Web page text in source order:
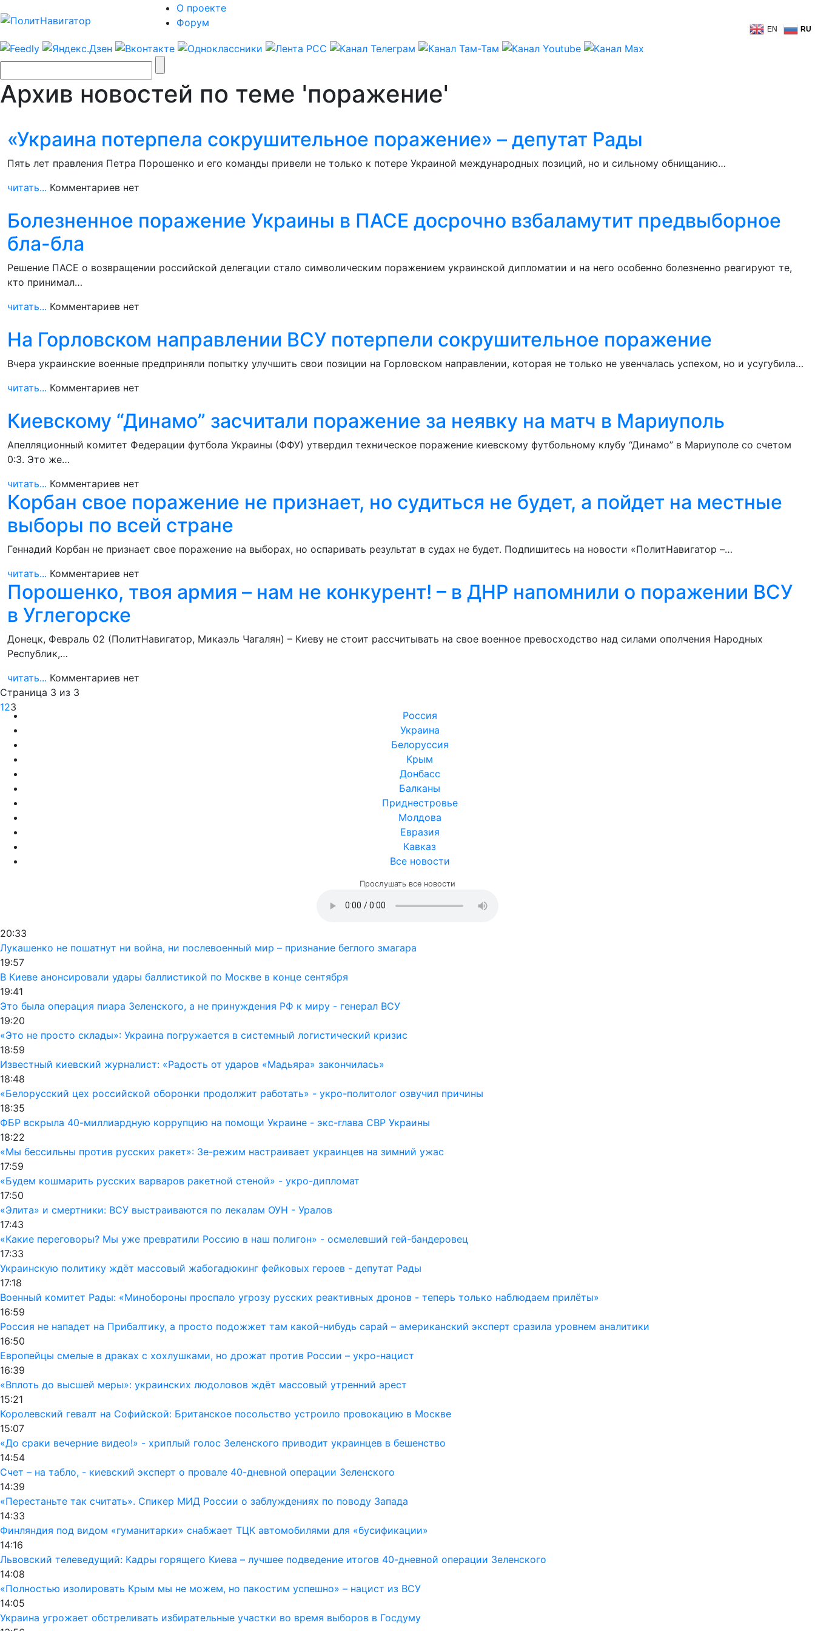
О проекте
Форум
EN RU
Архив новостей по теме 'поражение'
«Украина потерпела сокрушительное поражение» – депутат Рады
Пять лет правления Петра Порошенко и его команды привели не только к потере Украиной международных позиций, но и сильному обнищанию…
читать... Комментариев нет
Болезненное поражение Украины в ПАСЕ досрочно взбаламутит предвыборное
бла-бла
Решение ПАСЕ о возвращении российской делегации стало символическим поражением украинской дипломатии и на него особенно болезненно реагируют те,
кто принимал…
читать... Комментариев нет
На Горловском направлении ВСУ потерпели сокрушительное поражение
Вчера украинские военные предприняли попытку улучшить свои позиции на Горловском направлении, которая не только не увенчалась успехом, но и усугубила…
читать... Комментариев нет
Киевскому “Динамо” засчитали поражение за неявку на матч в Мариуполь
Апелляционный комитет Федерации футбола Украины (ФФУ) утвердил техническое поражение киевскому футбольному клубу “Динамо” в Мариуполе со счетом
0:3. Это же…
читать... Комментариев нет
Корбан свое поражение не признает, но судиться не будет, а пойдет на местные
выборы по всей стране
Геннадий Корбан не признает свое поражение на выборах, но оспаривать результат в судах не будет. Подпишитесь на новости «ПолитНавигатор –…
читать... Комментариев нет
Порошенко, твоя армия – нам не конкурент! – в ДНР напомнили о поражении ВСУ
в Углегорске
Донецк, Февраль 02 (ПолитНавигатор, Микаэль Чагалян) – Киеву не стоит рассчитывать на свое военное превосходство над силами ополчения Народных
Республик,…
читать... Комментариев нет
Страница 3 из 3
123
Россия
Украина
Белоруссия
Крым
Донбасс
Балканы
Приднестровье
Молдова
Евразия
Кавказ
Все новости
Прослушать все новости
20:33
Лукашенко не пошатнут ни война, ни послевоенный мир – признание беглого змагара
19:57
В Киеве анонсировали удары баллистикой по Москве в конце сентября
19:41
Это была операция пиара Зеленского, а не принуждения РФ к миру - генерал ВСУ
19:20
«Это не просто склады»: Украина погружается в системный логистический кризис
18:59
Известный киевский журналист: «Радость от ударов «Мадьяра» закончилась»
18:48
«Белорусский цех российской оборонки продолжит работать» - укро-политолог озвучил причины
18:35
ФБР вскрыла 40-миллиардную коррупцию на помощи Украине - экс-глава СВР Украины
18:22
«Мы бессильны против русских ракет»: Зе-режим настраивает украинцев на зимний ужас
17:59
«Будем кошмарить русских варваров ракетной стеной» - укро-дипломат
17:50
«Элита» и смертники: ВСУ выстраиваются по лекалам ОУН - Уралов
17:43
«Какие переговоры? Мы уже превратили Россию в наш полигон» - осмелевший гей-бандеровец
17:33
Украинскую политику ждёт массовый жабогадюкинг фейковых героев - депутат Рады
17:18
Военный комитет Рады: «Минобороны проспало угрозу русских реактивных дронов - теперь только наблюдаем прилёты»
16:59
Россия не нападет на Прибалтику, а просто подожжет там какой-нибудь сарай – американский эксперт сразила уровнем аналитики
16:50
Европейцы смелые в драках с хохлушками, но дрожат против России – укро-нацист
16:39
«Вплоть до высшей меры»: украинских людоловов ждёт массовый утренний арест
15:21
Королевский гевалт на Софийской: Британское посольство устроило провокацию в Москве
15:07
«До сраки вечерние видео!» - хриплый голос Зеленского приводит украинцев в бешенство
14:54
Счет – на табло, - киевский эксперт о провале 40-дневной операции Зеленского
14:39
«Перестаньте так считать». Спикер МИД России о заблуждениях по поводу Запада
14:33
Финляндия под видом «гуманитарки» снабжает ТЦК автомобилями для «бусификации»
14:16
Львовский телеведущий: Кадры горящего Киева – лучшее подведение итогов 40-дневной операции Зеленского
14:08
«Полностью изолировать Крым мы не можем, но пакостим успешно» – нацист из ВСУ
14:05
Украина угрожает обстреливать избирательные участки во время выборов в Госдуму